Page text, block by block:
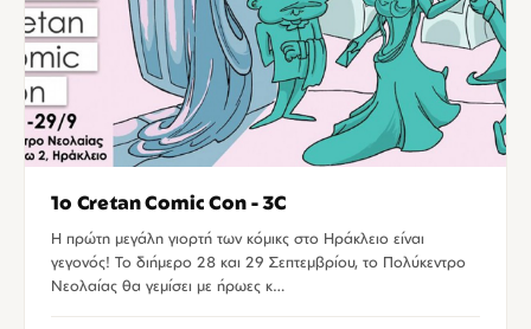
1ο Cretan Comic Con - 3C
Η πρώτη μεγάλη γιορτή των κόμικς στο Ηράκλειο είναι
γεγονός! Το διήμερο 28 και 29 Σεπτεμβρίου, το Πολύκεντρο
Νεολαίας θα γεμίσει με ήρωες κ…